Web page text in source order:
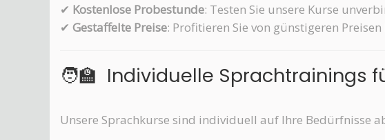
✔ Kostenlose Probestunde: Testen Sie unsere Kurse
✔ Gestaffelte Preise: Profitieren Sie von günstigeren
🧑‍🏫 Individuelle Sprachtrainings
Unsere Sprachkurse sind individuell auf Ihre Bedürfnisse